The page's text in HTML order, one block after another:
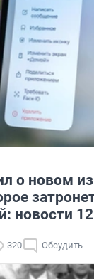
о новом
новости
320 Обсудить